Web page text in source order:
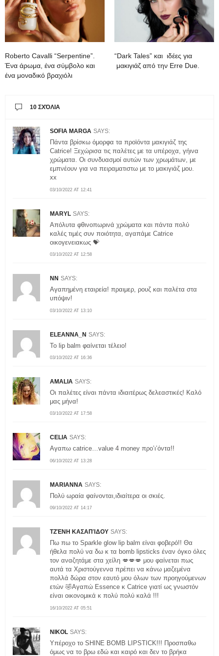
Roberto Cavalli “Serpentine”.
Ένα άρωμα, ένα σύμβολο και
ένα μοναδικό βραχιόλι
“Dark Tales” και ιδέες για
μακιγιάζ από την Erre Due.
10 ΣΧΌΛΙΑ
SOFIA MARGA SAYS:
03/10/2022 AT 12:41
Πάντα βρίσκω όμορφα τα προϊόντα μακιγιάζ της
Catrice! Ξεχώρισα τις παλέτες με τα υπέροχα, γήινα
χρώματα. Οι συνδυασμοί αυτών των χρωμάτων, με
εμπνέουν για να πειραματιστω με το μακιγιάζ μου.
xx
MARYL SAYS:
03/10/2022 AT 12:58
Απόλυτα φθινοπωρινά χρώματα και πάντα πολύ
καλές τιμές συν ποιότητα, αγαπάμε Catrice
οικογενειακως 💝
NN SAYS:
03/10/2022 AT 13:10
Αγαπημένη εταιρεία! πραιμερ, ρουζ και παλέτα στα
υπόψιν!
ELEANNA_N SAYS:
03/10/2022 AT 16:36
Το lip balm φαίνεται τέλειο!
AMALIA SAYS:
03/10/2022 AT 17:58
Οι παλέτες είναι πάντα ιδιαιτέρως δελεαστικές! Καλό
μας μήνα!
CELIA SAYS:
06/10/2022 AT 13:28
Aγαπω catrice…value 4 money προ’ι’όντα!!
MARIANNA SAYS:
09/10/2022 AT 14:17
Πολύ ωραία φαίνονται,ιδιαίτερα οι σκιές.
ΤΖΈΝΗ ΚΑΣΑΠΊΔΟΥ SAYS:
16/10/2022 AT 05:51
Πω πω το Sparkle glow lip balm είναι φοβερό!! Θα
ήθελα πολύ να δω κ τα bomb lipsticks έναν όγκο όλες
τον αναζητάμε στα χείλη 💋💋💋 μου φαίνεται πως
αυτά τα Χριστούγεννα πρέπει να κάνω μαζεμένα
πολλά δώρα στον εαυτό μου όλων των προηγούμενων
ετών 🤣Αγαπώ Essence κ Catrice γιατί ως γνωστόν
είναι οικονομικά κ πολύ πολύ καλά !!!
NIKOL SAYS:
Υπέροχο το SHINE BOMB LIPSTICK!!! Προσπαθω
όμως να το βρω εδώ και καιρό και δεν το βρήκα